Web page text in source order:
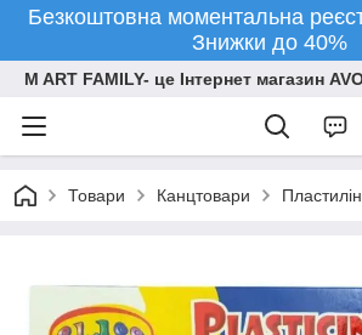
Безкоштовна моментальна
Знижки до 40%
M ART FAMILY- це Інтернет магазин
Товари Канцтовари Пластилін